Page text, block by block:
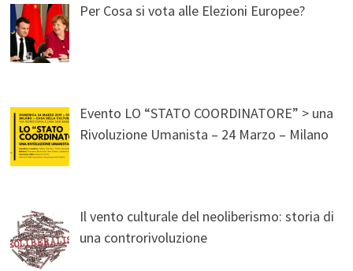
Per Cosa si vota alle Elezioni Europee?
Evento LO “STATO COORDINATORE” > una
Rivoluzione Umanista – 24 Marzo – Milano
Il vento culturale del neoliberismo: storia di
una controrivoluzione